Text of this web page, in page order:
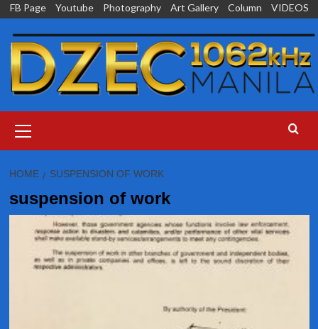
Skip
content
FB Page Youtube Photography Art Gallery Column VIDEOS
Menu
HOME SUSPENSION OF WORK
suspension of work